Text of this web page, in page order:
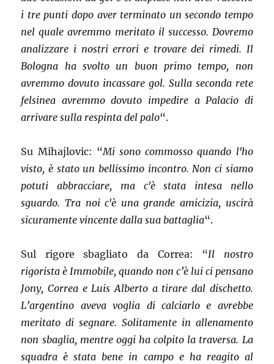
i tre punti dopo aver terminato un secondo tempo
nel quale avremmo meritato il successo. Dovremo
analizzare i nostri errori e trovare dei rimedi. Il
Bologna ha svolto un buon primo tempo, non
avremmo dovuto incassare gol. Sulla seconda rete
felsinea avremmo dovuto impedire a Palacio di
arrivare sulla respinta del palo“.
Su Mihajlovic: “Mi sono commosso quando l'ho
visto, è stato un bellissimo incontro. Non ci siamo
potuti abbracciare, ma c'è stata intesa nello
sguardo. Tra noi c'è una grande amicizia, uscirà
sicuramente vincente dalla sua battaglia“.
Sul rigore sbagliato da Correa: “Il nostro
rigorista è Immobile, quando non c’è lui ci pensano
Jony, Correa e Luis Alberto a tirare dal dischetto.
L’argentino aveva voglia di calciarlo e avrebbe
meritato di segnare. Solitamente in allenamento
non sbaglia, mentre oggi ha colpito la traversa. La
squadra è stata bene in campo e ha reagito al